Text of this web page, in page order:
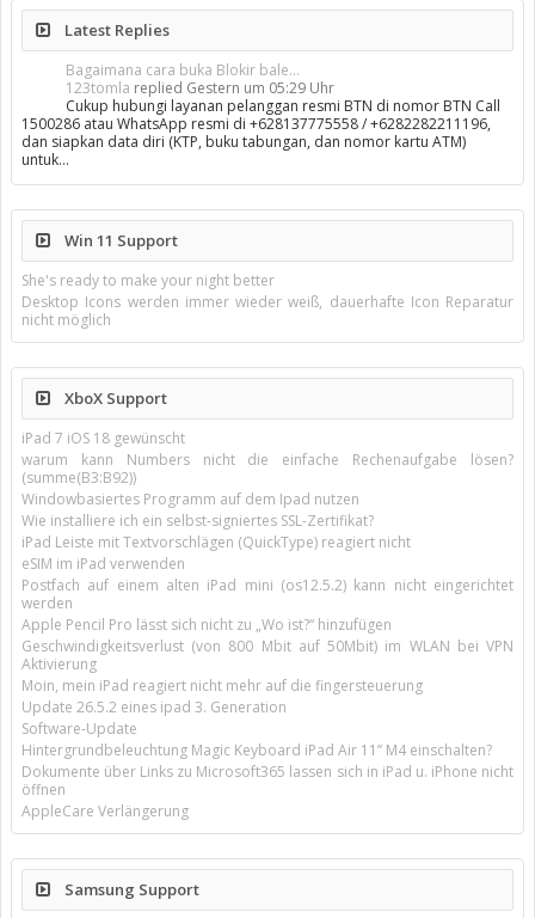
Latest Replies
Bagaimana cara buka Blokir bale...
123tomla replied Gestern um 05:29 Uhr
Cukup hubungi layanan pelanggan resmi BTN di nomor BTN Call
1500286 atau WhatsApp resmi di +628137775558 / +6282282211196,
dan siapkan data diri (KTP, buku tabungan, dan nomor kartu ATM)
untuk…
Win 11 Support
She's ready to make your night better
Desktop Icons werden immer wieder weiß, dauerhafte Icon Reparatur
nicht möglich
XboX Support
iPad 7 iOS 18 gewünscht
warum kann Numbers nicht die einfache Rechenaufgabe lösen?
(summe(B3:B92))
Windowbasiertes Programm auf dem Ipad nutzen
Wie installiere ich ein selbst-signiertes SSL-Zertifikat?
iPad Leiste mit Textvorschlägen (QuickType) reagiert nicht
eSIM im iPad verwenden
Postfach auf einem alten iPad mini (os12.5.2) kann nicht eingerichtet
werden
Apple Pencil Pro lässt sich nicht zu „Wo ist?“ hinzufügen
Geschwindigkeitsverlust (von 800 Mbit auf 50Mbit) im WLAN bei VPN
Aktivierung
Moin, mein iPad reagiert nicht mehr auf die fingersteuerung
Update 26.5.2 eines ipad 3. Generation
Software-Update
Hintergrundbeleuchtung Magic Keyboard iPad Air 11’’ M4 einschalten?
Dokumente über Links zu Microsoft365 lassen sich in iPad u. iPhone nicht
öffnen
AppleCare Verlängerung
Samsung Support